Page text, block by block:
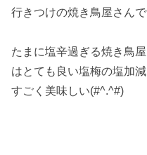
行きつけの焼き鳥屋さんで
たまに塩辛過ぎる焼き鳥
はとても良い塩梅の塩加
すごく美味しい(#^.^#)